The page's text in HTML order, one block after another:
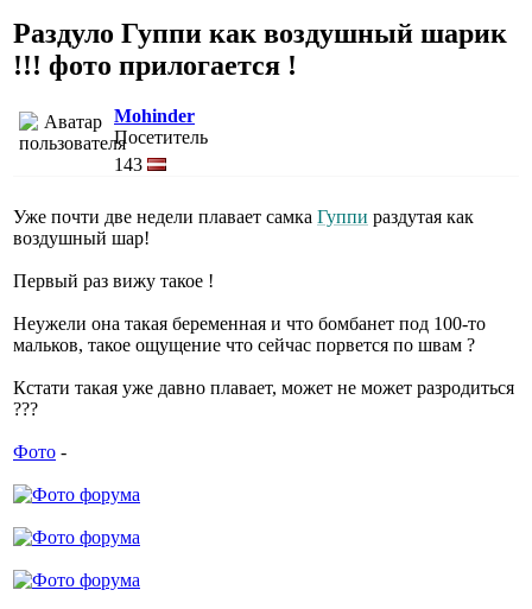
Раздуло Гуппи как воздушный шарик
!!! фото прилогается !
Mohinder
Посетитель
143
Уже почти две недели плавает самка Гуппи раздутая как
воздушный шар!
Первый раз вижу такое !
Неужели она такая беременная и что бомбанет под 100-то
мальков, такое ощущение что сейчас порвется по швам ?
Кстати такая уже давно плавает, может не может разродиться
???
Фото -